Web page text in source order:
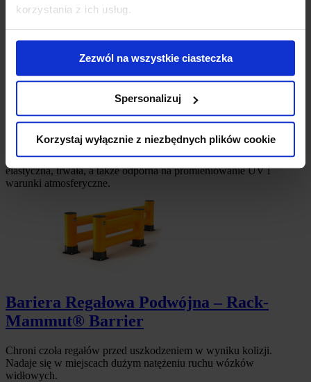
korzystania z ich usług.
Zezwól na wszystkie ciasteczka
Spersonalizuj
Korzystaj wyłącznie z niezbędnych plików cookie
Bariera regałowa- Pojedyncza – Rack-
Mammut® Barrier
Chroni czoła regałów przed uszkodzeniem w wyniku kolizji. Jest
elastyczna, trwała, a także odporna na promieniowanie UV i
warunki atmosferyczne.
Bariera Regałowa Podwójna – Rack-
Mammut® Barrier
Chroni czoła regałów przed uszkodzeniem w wyniku kolizji.
Nadaje się w miejscach dużym natężeniu ruchu wózków
widłowych.